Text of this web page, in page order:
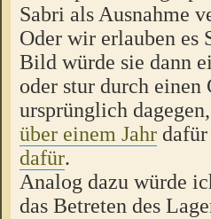
Sabri als Ausnahme
Oder wir erlauben es
Bild würde sie dann
oder stur durch
ursprünglich
über einem Jahr
dafür.
Analog dazu würde
das Betreten des